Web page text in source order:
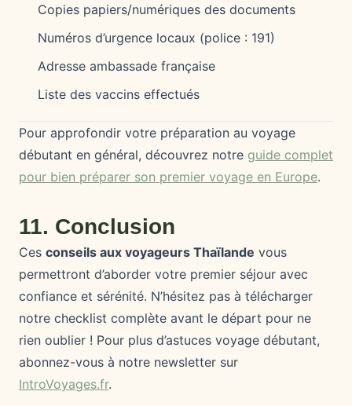
Copies papiers/numériques des documents
Numéros d’urgence locaux (police : 191)
Adresse ambassade française
Liste des vaccins effectués
Pour approfondir votre préparation au voyage
débutant en général, découvrez notre guide complet
pour bien préparer son premier voyage en Europe.
11. Conclusion
Ces conseils aux voyageurs Thaïlande vous
permettront d’aborder votre premier séjour avec
confiance et sérénité. N’hésitez pas à télécharger
notre checklist complète avant le départ pour ne
rien oublier ! Pour plus d’astuces voyage débutant,
abonnez-vous à notre newsletter sur
IntroVoyages.fr.